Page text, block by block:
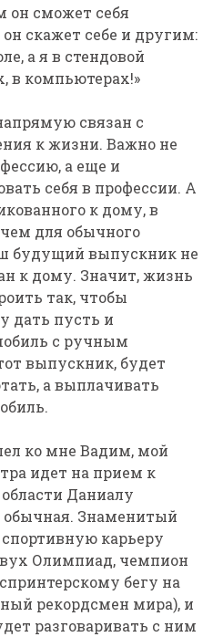
он сможет себя
скажет себе и другим:
а я в стендовой
в компьютерах!»
связан с
к жизни. Важно не
а еще и
себя в профессии. А
к дому, в
для обычного
будущий выпускник не
к дому. Значит, жизнь
так, чтобы
дать пусть и
с ручным
выпускник, будет
а выплачивать
ко мне Вадим, мой
идет на прием к
Даниалу
Знаменитый
карьеру
Олимпиад, чемпион
бегу на
рекордсмен мира), и
разговаривать с ним